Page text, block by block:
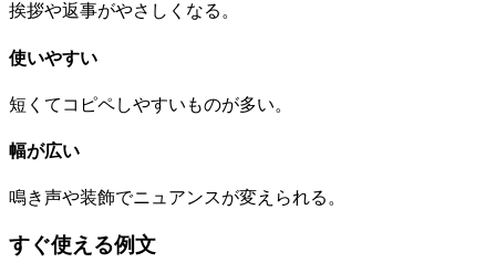
挨拶や返事がやさしくなる。
使いやすい
短くてコピペしやすいものが多い。
幅が広い
鳴き声や装飾でニュアンスが変えられる。
すぐ使える例文